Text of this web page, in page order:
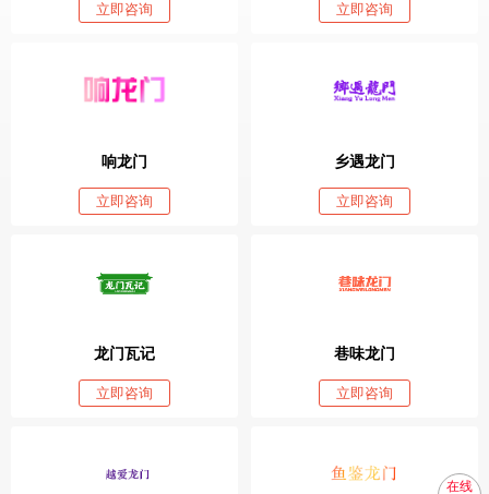
立即咨询 立即咨询
响龙门
立即咨询
乡遇龙门
立即咨询
龙门瓦记
立即咨询
巷味龙门
立即咨询
在线